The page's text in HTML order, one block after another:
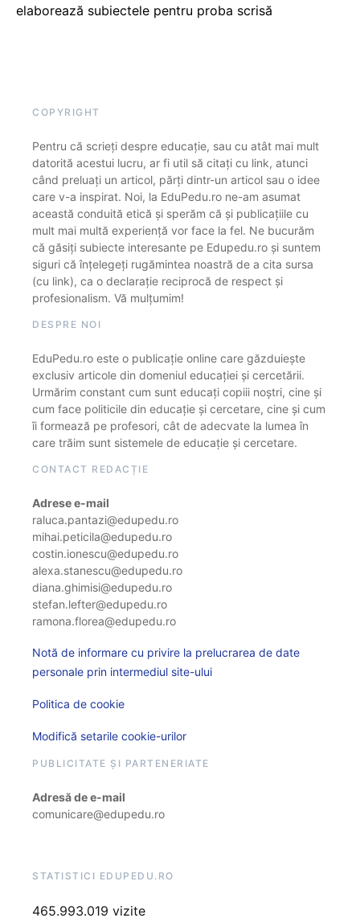
elaborează subiectele pentru proba scrisă
COPYRIGHT
Pentru că scrieți despre educație, sau cu atât mai mult
datorită acestui lucru, ar fi util să citați cu link, atunci
când preluați un articol, părți dintr-un articol sau o idee
care v-a inspirat. Noi, la EduPedu.ro ne-am asumat
această conduită etică și sperăm că și publicațiile cu
mult mai multă experiență vor face la fel. Ne bucurăm
că găsiți subiecte interesante pe Edupedu.ro și suntem
siguri că înțelegeți rugămintea noastră de a cita sursa
(cu link), ca o declarație reciprocă de respect și
profesionalism. Vă mulțumim!
DESPRE NOI
EduPedu.ro este o publicație online care găzduiește
exclusiv articole din domeniul educației și cercetării.
Urmărim constant cum sunt educați copiii noștri, cine și
cum face politicile din educație și cercetare, cine și cum
îi formează pe profesori, cât de adecvate la lumea în
care trăim sunt sistemele de educație și cercetare.
CONTACT REDACȚIE
Adrese e-mail
raluca.pantazi@edupedu.ro
mihai.peticila@edupedu.ro
costin.ionescu@edupedu.ro
alexa.stanescu@edupedu.ro
diana.ghimisi@edupedu.ro
stefan.lefter@edupedu.ro
ramona.florea@edupedu.ro
Notă de informare cu privire la prelucrarea de date
personale prin intermediul site-ului
Politica de cookie
Modifică setarile cookie-urilor
PUBLICITATE ȘI PARTENERIATE
Adresă de e-mail
comunicare@edupedu.ro
STATISTICI EDUPEDU.RO
465.993.019 vizite